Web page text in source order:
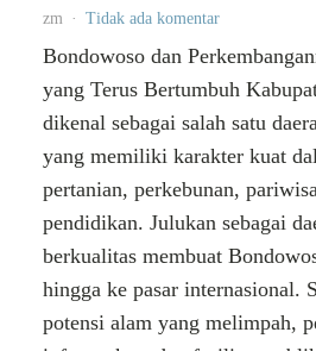
zm Tidak ada komentar
Bondowoso dan
yang Terus Bertumbuh
dikenal sebagai salah satu
yang memiliki karakter kuat
pertanian, perkebunan,
pendidikan. Julukan sebagai
berkualitas membuat
hingga ke pasar internasional.
potensi alam yang melimpah,